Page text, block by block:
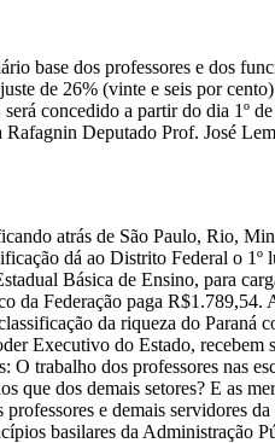
base dos professores e dos
de 26% (vinte e seis por
concedido a partir do dia 1º
Deputado Prof. José
atrás de São Paulo, Rio,
dá ao Distrito Federal o
Básica de Ensino, para
da Federação paga
da riqueza do Paraná
Executivo do Estado,
trabalho dos professores nas
dos demais setores? E as
e demais servidores
basilares da Administração